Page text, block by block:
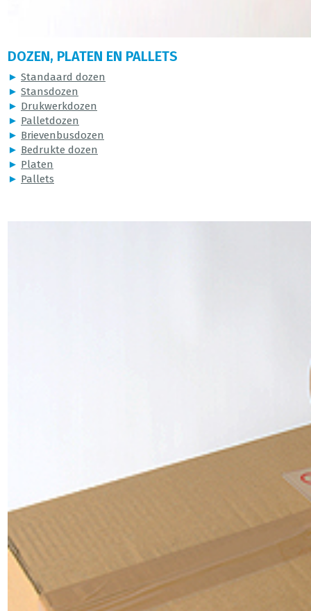
DOZEN, PLATEN EN PALLETS
► Standaard dozen
► Stansdozen
► Drukwerkdozen
► Palletdozen
► Brievenbusdozen
► Bedrukte dozen
► Platen
► Pallets